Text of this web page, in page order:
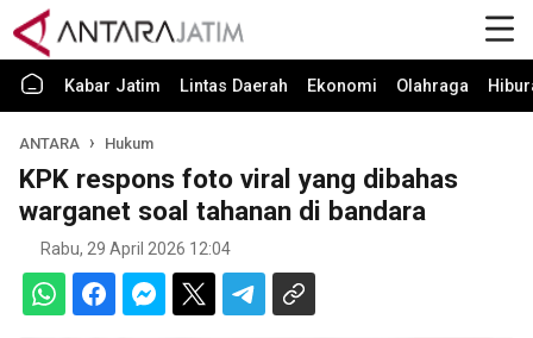
Kabar Jatim Lintas Daerah Ekonomi Olahraga
ANTARA Hukum
KPK respons foto viral yang dibahas
warganet soal tahanan di bandara
Rabu, 29 April 2026 12:04